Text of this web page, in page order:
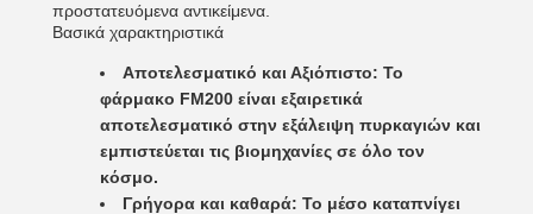
προστατευόμενα αντικείμενα.
Βασικά χαρακτηριστικά
Αποτελεσματικό και Αξιόπιστο: Το
φάρμακο FM200 είναι εξαιρετικά
αποτελεσματικό στην εξάλειψη πυρκαγιών και
εμπιστεύεται τις βιομηχανίες σε όλο τον
κόσμο.
Γρήγορα και καθαρά: Το μέσο καταπνίγει